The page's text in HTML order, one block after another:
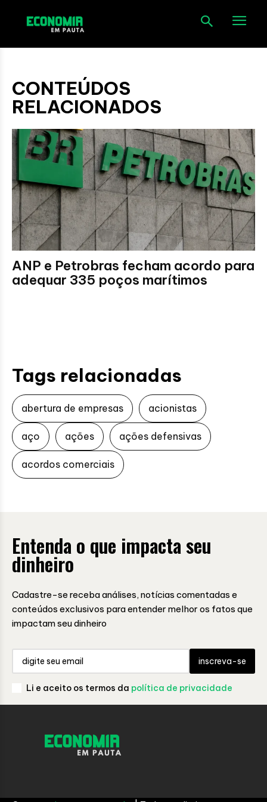
CONTEÚDOS
RELACIONADOS
ANP e Petrobras fecham acordo para
adequar 335 poços marítimos
Tags relacionadas
abertura de empresas acionistas
aço ações ações defensivas
acordos comerciais
Entenda o que impacta seu
dinheiro
Cadastre-se receba análises, notícias comentadas e
conteúdos exclusivos para entender melhor os fatos que
impactam seu dinheiro
inscreva-se
Li e aceito os termos da política de privacidade